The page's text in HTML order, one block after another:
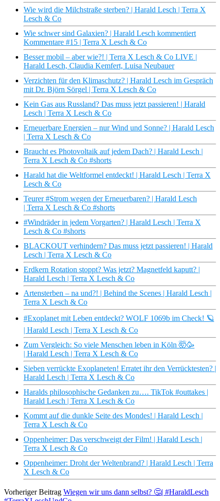
Wie wird die Milchstraße sterben? | Harald Lesch | Terra X
Lesch & Co
Wie schwer sind Galaxien? | Harald Lesch kommentiert
Kommentare #15 | Terra X Lesch & Co
Besser mobil – aber wie?! | Terra X Lesch & Co LIVE |
Harald Lesch, Claudia Kemfert, Luisa Neubauer
Verzichten für den Klimaschutz? | Harald Lesch im Gespräch
mit Dr. Björn Sörgel | Terra X Lesch & Co
Kein Gas aus Russland? Das muss jetzt passieren! | Harald
Lesch | Terra X Lesch & Co
Erneuerbare Energien – nur Wind und Sonne? | Harald Lesch
| Terra X Lesch & Co
Braucht es Photovoltaik auf jedem Dach? | Harald Lesch |
Terra X Lesch & Co #shorts
Harald hat die Weltformel entdeckt! | Harald Lesch | Terra X
Lesch & Co
Teurer #Strom wegen der Erneuerbaren? | Harald Lesch
| Terra X Lesch & Co #shorts
#Windräder in jedem Vorgarten? | Harald Lesch | Terra X
Lesch & Co #shorts
BLACKOUT verhindern? Das muss jetzt passieren! | Harald
Lesch | Terra X Lesch & Co
Erdkern Rotation stoppt? Was jetzt? Magnetfeld kaputt? |
Harald Lesch | Terra X Lesch & Co
Artensterben – na und?! | Behind the Scenes | Harald Lesch |
Terra X Lesch & Co
#Exoplanet mit Leben entdeckt? WOLF 1069b im Check! 🪐
| Harald Lesch | Terra X Lesch & Co
Zum Vergleich: So viele Menschen leben in Köln 🤯🥳
| Harald Lesch | Terra X Lesch & Co
Sieben verrückte Exoplaneten! Erratet ihr den Verrücktesten? |
Harald Lesch | Terra X Lesch & Co
Haralds philosophische Gedanken zu…. TikTok #outtakes |
Harald Lesch | Terra X Lesch & Co
Kommt auf die dunkle Seite des Mondes! | Harald Lesch |
Terra X Lesch & Co
Oppenheimer: Das verschweigt der Film! | Harald Lesch |
Terra X Lesch & Co
Oppenheimer: Droht der Weltenbrand? | Harald Lesch | Terra
X Lesch & Co
Vorheriger Beitrag Wiegen wir uns dann selbst? 🤔| #HaraldLesch